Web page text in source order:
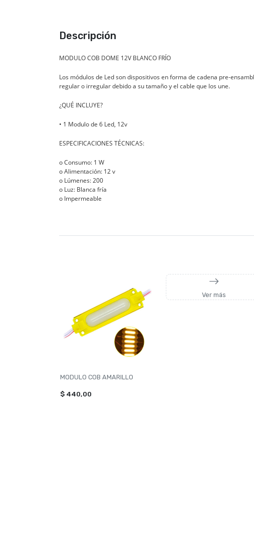
Descripción
MODULO COB DOME 12V BLANCO FRÍO
Los módulos de Led son dispositivos en forma de cadena pre-
regular o irregular debido a su tamaño y el cable que los une.
¿QUÉ INCLUYE?
• 1 Modulo de 6 Led, 12v
ESPECIFICACIONES TÉCNICAS:
o Consumo: 1 W
o Alimentación: 12 v
o Lúmenes: 200
o Luz: Blanca fría
o Impermeable
MODULO COB AMARILLO
$ 440,00
Ver más